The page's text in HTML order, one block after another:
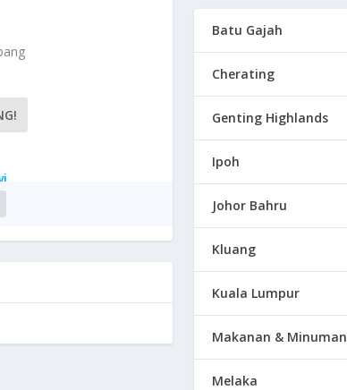
Batu Gajah
Cherating
Genting Highlands
Ipoh
Johor Bahru
Kluang
Kuala Lumpur
Makanan & Minuman
Melaka